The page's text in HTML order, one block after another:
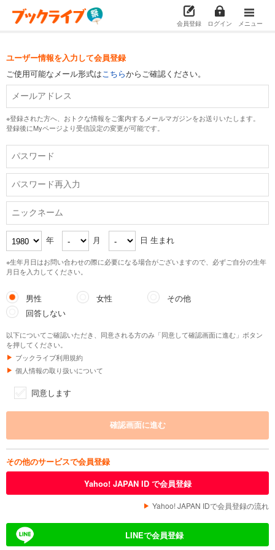
会員登録 ログイン メニュー
ユーザー情報を入力して会員登録
ご使用可能なメール形式はこちらからご確認ください。
※登録された方へ、おトクな情報をご案内するメールマガジンをお送りいたします。
登録後にMyページより受信設定の変更が可能です。
年 月 日 生まれ
※生年月日はお問い合わせの際に必要になる場合がございますので、必ずご自分の生年
月日を入力してください。
男性 女性
その他
回答しない
以下についてご確認いただき、同意される方のみ「同意して確認画面に進む」ボタン
を押してください。
ブックライブ利用規約
個人情報の取り扱いについて
同意します
その他のサービスで会員登録
Yahoo! JAPAN ID で会員登録
Yahoo! JAPAN IDで会員登録の流れ
LINEで会員登録